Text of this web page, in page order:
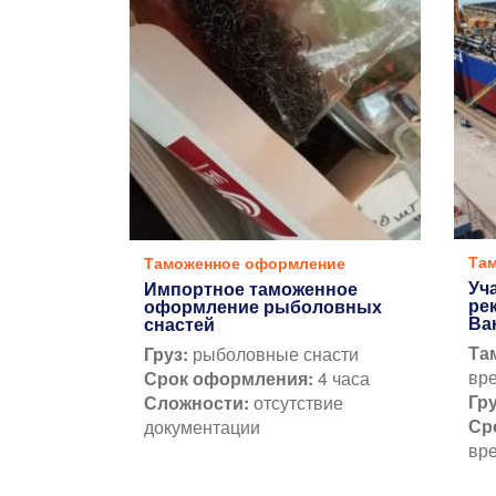
Таможенное оформление
Импортное таможенное
оформление рыболовных
снастей
Груз: рыболовные снасти
Срок оформления: 4 часа
Сложности: отсутствие
документации